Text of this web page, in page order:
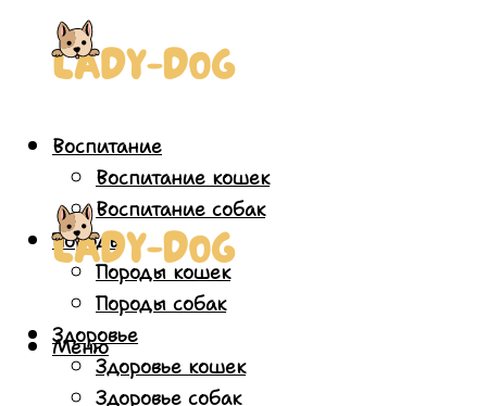
Воспитание
Воспитание кошек
Воспитание собак
Породы
Породы кошек
Породы собак
Здоровье
Здоровье кошек
Здоровье собак
Меню